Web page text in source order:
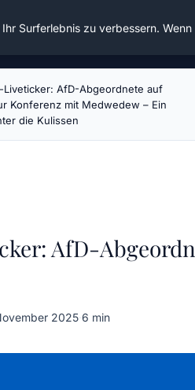
Liveticker: AfD-Abgeordnete auf
Konferenz mit Medwedew – Ein
die Kulissen
AfD-
2025·6 min
Surferlebnis zu verbessern.